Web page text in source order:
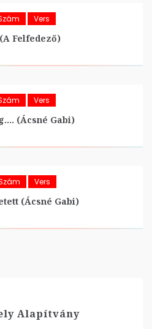
Vers
Felfedező)
Vers
(Ácsné Gabi)
Vers
(Ácsné Gabi)
Alapítvány